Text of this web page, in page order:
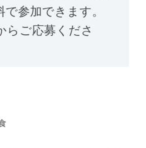
で参加できます。
らご応募くださ